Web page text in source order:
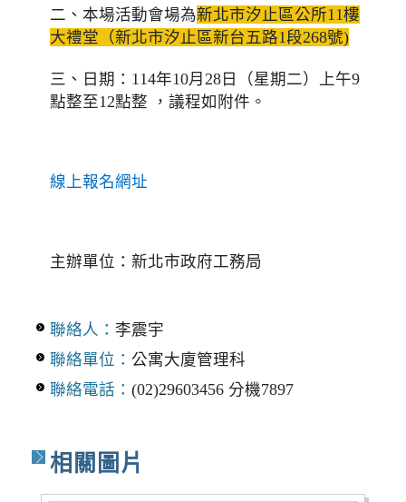
二、本場活動會場為新北市汐止區公所11樓
大禮堂（新北市汐止區新台五路1段268號)
三、日期：114年10月28日（星期二）上午9
點整至12點整 ，議程如附件。
線上報名網址
主辦單位：新北市政府工務局
聯絡人： 李震宇
聯絡單位： 公寓大廈管理科
聯絡電話： (02)29603456 分機7897
相關圖片